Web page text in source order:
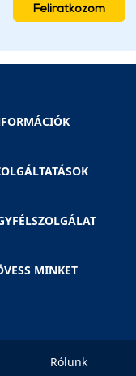
Feliratkozom
MINKET
Rólunk